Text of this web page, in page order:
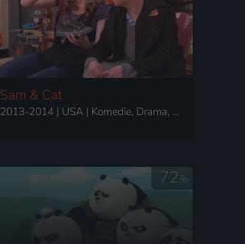
Sam & Cat
2013-2014 | USA | Komedie, Drama, Rodinný
72%